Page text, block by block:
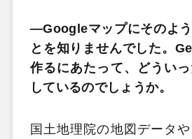
―Googleマップにそのよ
とを知りませんでした。
作るにあたって、どうい
しているのでしょうか。
国土地理院の地図データ